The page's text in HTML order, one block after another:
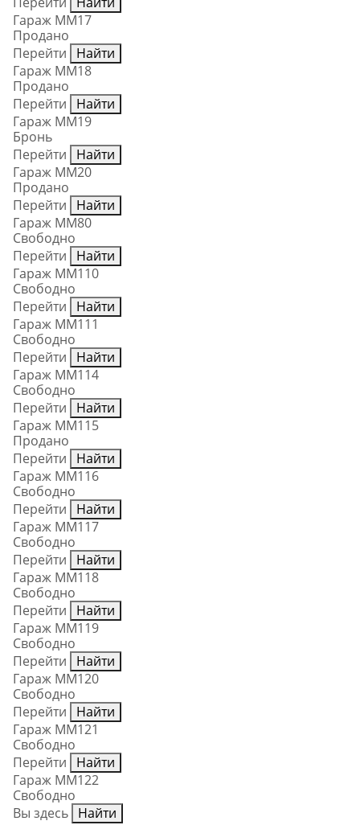
Гараж ММ17
Продано
Перейти
Найти
Гараж ММ18
Продано
Перейти
Найти
Гараж ММ19
Бронь
Перейти
Найти
Гараж ММ20
Продано
Перейти
Найти
Гараж ММ80
Свободно
Перейти
Найти
Гараж ММ110
Свободно
Перейти
Найти
Гараж ММ111
Свободно
Перейти
Найти
Гараж ММ114
Свободно
Перейти
Найти
Гараж ММ115
Продано
Перейти
Найти
Гараж ММ116
Свободно
Перейти
Найти
Гараж ММ117
Свободно
Перейти
Найти
Гараж ММ118
Свободно
Перейти
Найти
Гараж ММ119
Свободно
Перейти
Найти
Гараж ММ120
Свободно
Перейти
Найти
Гараж ММ121
Свободно
Перейти
Найти
Гараж ММ122
Свободно
Вы здесь Найти